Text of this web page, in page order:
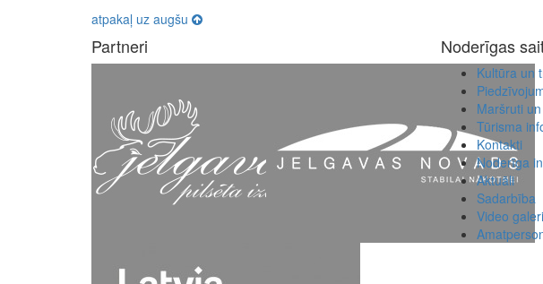
atpakaļ uz augšu
Partneri Noderīgas
Kultūra un
Maršruti
Tūrisma
Kontakti
Noderīga
Aktuāli
Sadarbība
Video